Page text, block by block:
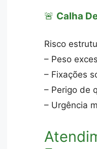
🚨 Calha
Risco
– Peso
– Fixações
– Perigo de
– Urgência